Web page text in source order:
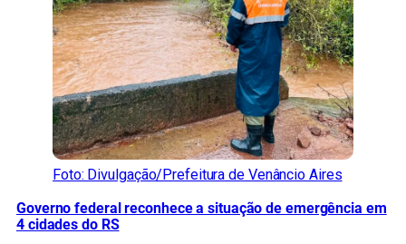
Foto: Divulgação/Prefeitura de Venâncio Aires
Governo federal reconhece a situação de emergência em
4 cidades do RS